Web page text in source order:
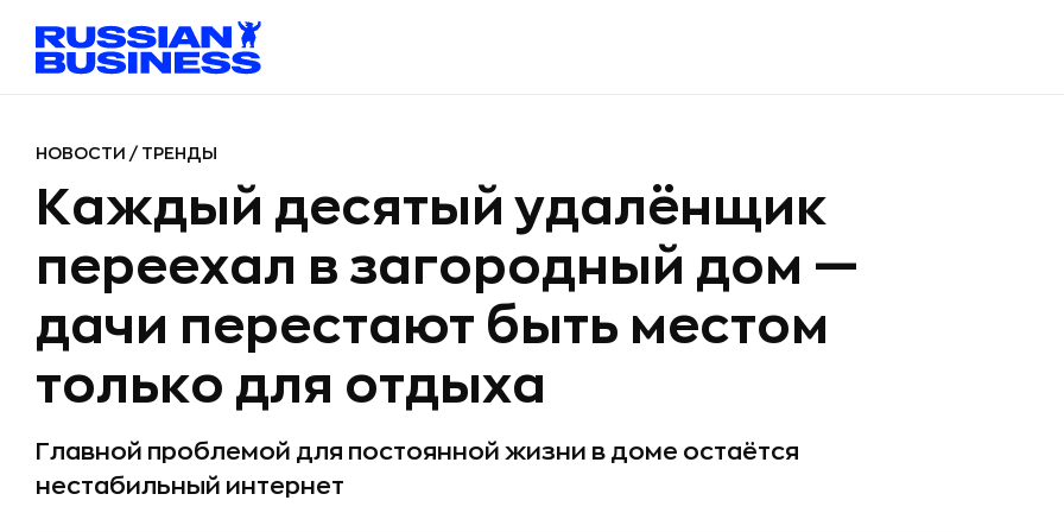
НОВОСТИ / ТРЕНДЫ
Каждый десятый удалёнщик
переехал в загородный дом —
дачи перестают быть местом
только для отдыха
Главной проблемой для постоянной жизни в доме остаётся
нестабильный интернет